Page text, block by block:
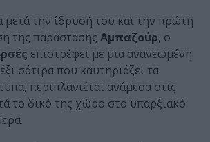
μετά την ίδρυσή του και την πρώτη
της παράστασης Αμπαζούρ, ο
επιστρέφει με μια ανανεωμένη
σάτιρα που καυτηριάζει τα
περιπλανιέται ανάμεσα στις
το δικό της χώρο στο υπαρξιακό